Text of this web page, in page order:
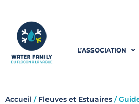
contenu
L’ASSOCIATION
Accueil / Fleuves et Estuaires /